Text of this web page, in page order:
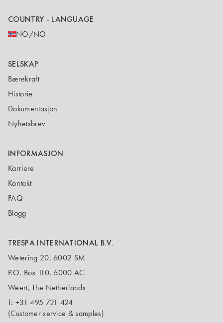
COUNTRY - LANGUAGE
NO/NO
SELSKAP
Bærekraft
Historie
Dokumentasjon
Nyhetsbrev
INFORMASJON
Karriere
Kontakt
FAQ
Blogg
TRESPA INTERNATIONAL B.V.
Wetering 20, 6002 SM
P.O. Box 110, 6000 AC
Weert, The Netherlands
T: +31 495 721 424
(Customer service & samples)